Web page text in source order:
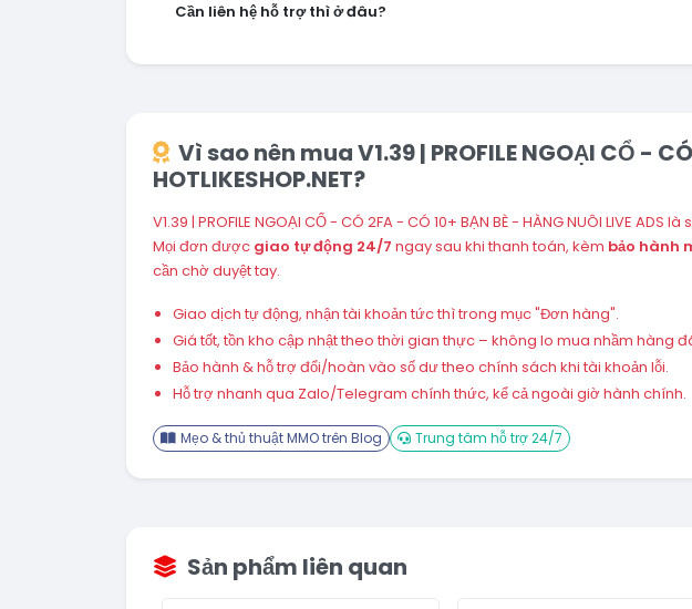
Cần liên hệ hỗ trợ thì ở đâu?
Vì sao nên mua V1.39 | PROFILE NGOẠI CỔ -
HOTLIKESHOP.NET?
V1.39 | PROFILE NGOẠI CỔ - CÓ 2FA - CÓ 10+ BẠN BÈ - HÀNG NUÔI LIVE
Mọi đơn được giao tự động 24/7 ngay sau khi thanh toán, kèm bảo hành
cần chờ duyệt tay.
Giao dịch tự động, nhận tài khoản tức thì trong mục "Đơn hàng".
Giá tốt, tồn kho cập nhật theo thời gian thực – không lo mua nhầm hàng
Bảo hành & hỗ trợ đổi/hoàn vào số dư theo chính sách khi tài khoản lỗi.
Hỗ trợ nhanh qua Zalo/Telegram chính thức, kể cả ngoài giờ hành chính.
Mẹo & thủ thuật MMO trên Blog Trung tâm hỗ trợ 24/7
Sản phẩm liên quan